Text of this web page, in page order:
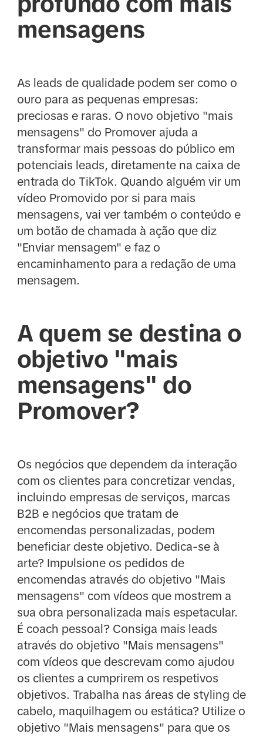
mensagens
As leads de qualidade podem ser como o
ouro para as pequenas empresas:
preciosas e raras. O novo objetivo "mais
mensagens" do Promover ajuda a
transformar mais pessoas do público em
potenciais leads, diretamente na caixa de
entrada do TikTok. Quando alguém vir um
vídeo Promovido por si para mais
mensagens, vai ver também o conteúdo e
um botão de chamada à ação que diz
"Enviar mensagem" e faz o
encaminhamento para a redação de uma
mensagem.
A quem se destina o
objetivo "mais
mensagens" do
Promover?
Os negócios que dependem da interação
com os clientes para concretizar vendas,
incluindo empresas de serviços, marcas
B2B e negócios que tratam de
encomendas personalizadas, podem
beneficiar deste objetivo. Dedica-se à
arte? Impulsione os pedidos de
encomendas através do objetivo "Mais
mensagens" com vídeos que mostrem a
sua obra personalizada mais espetacular.
É coach pessoal? Consiga mais leads
através do objetivo "Mais mensagens"
com vídeos que descrevam como ajudou
os clientes a cumprirem os respetivos
objetivos. Trabalha nas áreas de styling de
cabelo, maquilhagem ou estática? Utilize o
objetivo "Mais mensagens" para que os